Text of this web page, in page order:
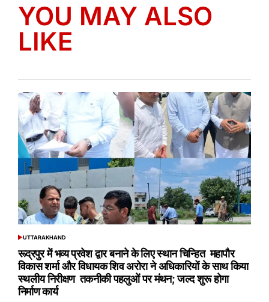
YOU MAY ALSO
LIKE
POSTED
UTTARAKHAND
रूद्रपुर में भव्य प्रवेश द्वार बनाने के लिए स्थान चिन्हित महापौर
विकास शर्मा और विधायक शिव अरोरा ने अधिकारियों के साथ किया
स्थलीय निरीक्षण तकनीकी पहलुओं पर मंथन; जल्द शुरू होगा
निर्माण कार्य